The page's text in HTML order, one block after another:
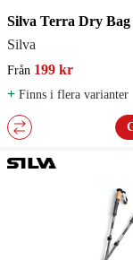
Silva Terra Dry Bag
Silva
Från 199 kr
+ Finns i flera varianter